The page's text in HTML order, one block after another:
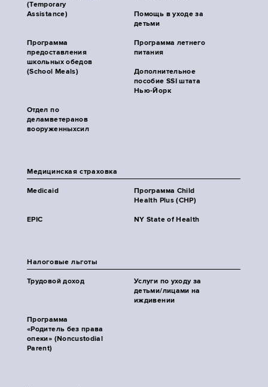
(Temporary
Assistance)
Помощь в уходе за
детьми
Программа
предоставления
школьных обедов
(School Meals)
Программа летнего
питания
Дополнительное
пособие SSI штата
Нью-Йорк
Отдел по
деламветеранов
вооруженныхсил
Медицинская страховка
Medicaid
Программа Child
Health Plus (CHP)
EPIC NY State of Health
Налоговые льготы
Трудовой доход
Услуги по уходу за
детьми/лицами на
иждивении
Программа
«Родитель без права
опеки» (Noncustodial
Parent)